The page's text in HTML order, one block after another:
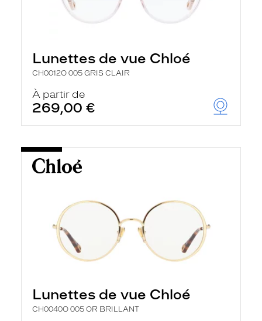
Lunettes de vue Chloé
CH0012O 005 GRIS CLAIR
À partir de
269,00 €
Lunettes de vue Chloé
CH0040O 005 OR BRILLANT